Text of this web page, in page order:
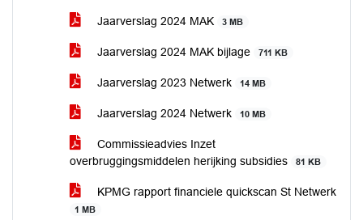
Jaarverslag 2024 MAK 3 MB
Jaarverslag 2024 MAK bijlage 711 KB
Jaarverslag 2023 Netwerk 14 MB
Jaarverslag 2024 Netwerk 10 MB
Commissieadvies Inzet
overbruggingsmiddelen herijking subsidies
81 KB
KPMG rapport financiele quickscan St Netwerk
1 MB